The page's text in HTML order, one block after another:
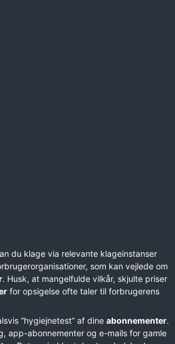
du klage via relevante klageinstanser
som kan vejlede om
. Husk, at mangelfulde vilkår, skjulte priser
for opsigelse ofte taler til forbrugerens
“hygiejnetest” af dine abonnementer.
app-abonnementer og e-mails for gamle